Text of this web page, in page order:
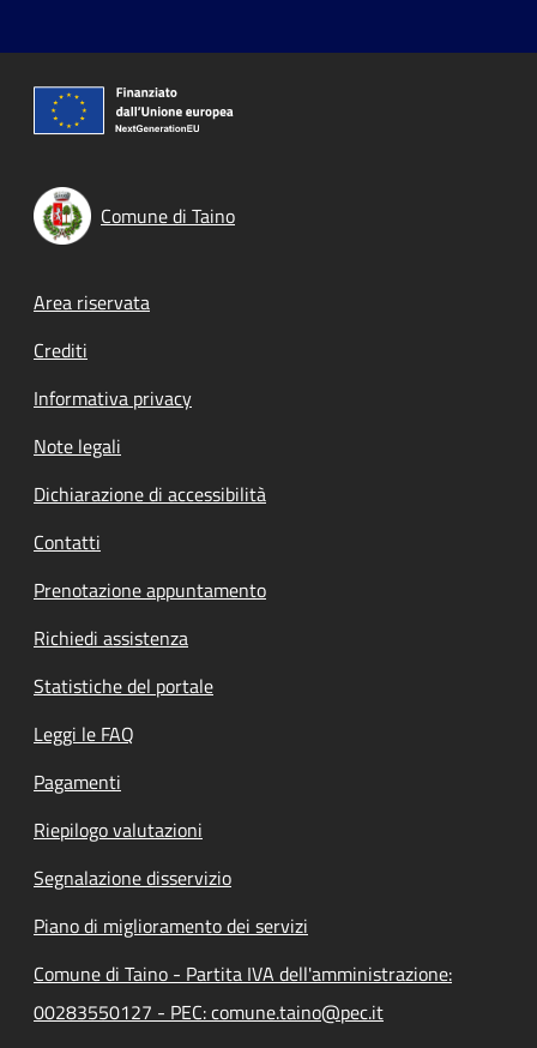
Comune di Taino
Footer menu
Area riservata
Crediti
Informativa privacy
Note legali
Dichiarazione di accessibilità
Contatti
Prenotazione appuntamento
Richiedi assistenza
Statistiche del portale
Leggi le FAQ
Pagamenti
Riepilogo valutazioni
Segnalazione disservizio
Piano di miglioramento dei servizi
Comune di Taino - Partita IVA dell'amministrazione:
00283550127 - PEC: comune.taino@pec.it